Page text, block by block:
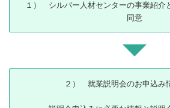
１） シルバー人材センターの事業紹介
同意
２） 就業説明会のお申込み